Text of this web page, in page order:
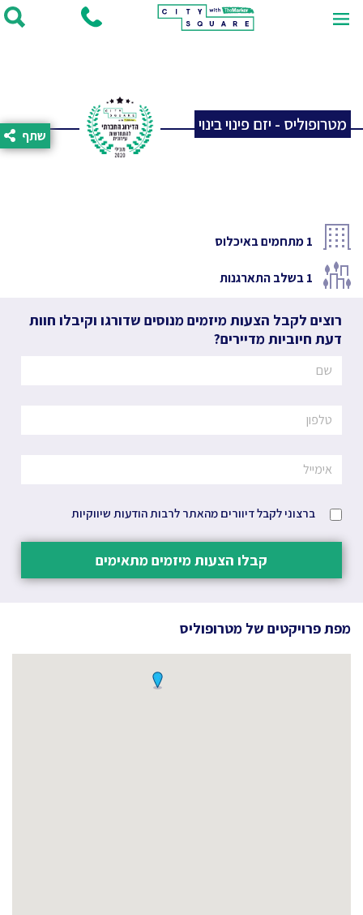
מטרופוליס - יזם פינוי בינוי
שתף
1מתחמים באיכלוס
1בשלב התארגנות
רוצים לקבל הצעות מיזמים מנוסים שדורגו וקיבלו חוות
דעת חיוביות מדיירים?
ברצוני לקבל דיוורים מהאתר לרבות הודעות שיווקיות
קבלו הצעות מיזמים מתאימים
מפת פרויקטים של מטרופוליס